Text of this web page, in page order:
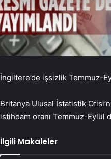
İngiltere’de işsizlik Temmuz-
Britanya Ulusal İstatistik
istihdam oranı Temmuz-Eylül
İlgili Makaleler